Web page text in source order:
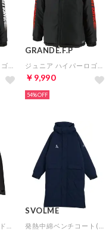
GRANDE.F.P
￥9,990
54%
SVOLME